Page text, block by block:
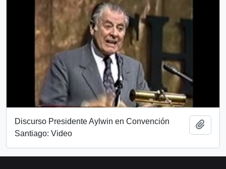
Discurso Presidente Aylwin en Convención
Santiago: Video